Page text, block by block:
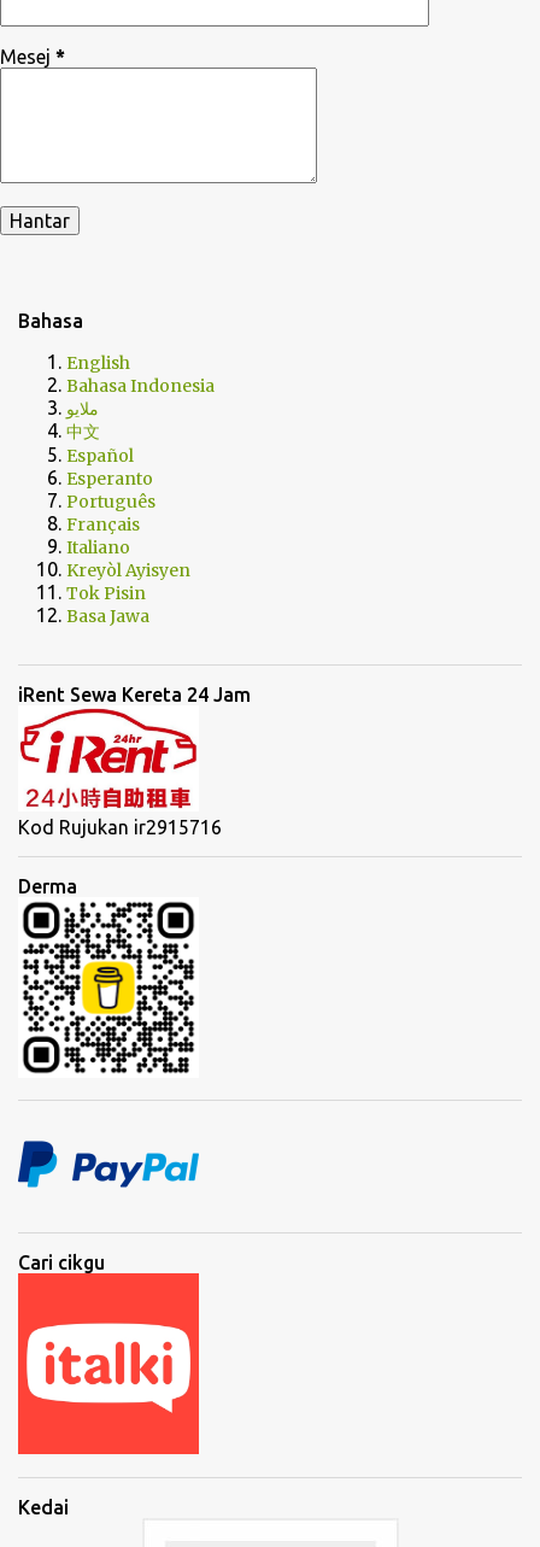
Mesej *
Bahasa
English
Bahasa Indonesia
ملايو
中文
Español
Esperanto
Português
Français
Italiano
Kreyòl Ayisyen
Tok Pisin
Basa Jawa
iRent Sewa Kereta 24 Jam
Kod Rujukan ir2915716
Derma
Cari cikgu
Kedai